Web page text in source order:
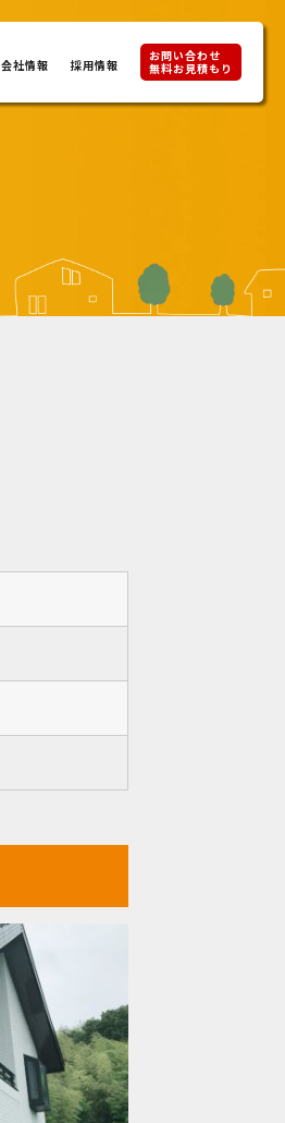
会社情報 採用情報
お問い合わせ
無料お見積もり